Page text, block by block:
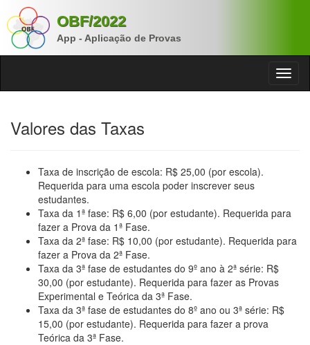
OBF/2022
App - Aplicação de Provas
Valores das Taxas
Taxa de inscrição de escola: R$ 25,00 (por escola).
Requerida para uma escola poder inscrever seus
estudantes.
Taxa da 1ª fase: R$ 6,00 (por estudante). Requerida para
fazer a Prova da 1ª Fase.
Taxa da 2ª fase: R$ 10,00 (por estudante). Requerida para
fazer a Prova da 2ª Fase.
Taxa da 3ª fase de estudantes do 9º ano à 2ª série: R$
30,00 (por estudante). Requerida para fazer as Provas
Experimental e Teórica da 3ª Fase.
Taxa da 3ª fase de estudantes do 8º ano ou 3ª série: R$
15,00 (por estudante). Requerida para fazer a prova
Teórica da 3ª Fase.